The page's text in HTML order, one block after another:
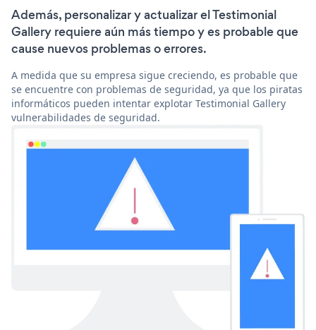
Además, personalizar y actualizar el Testimonial
Gallery requiere aún más tiempo y es probable que
cause nuevos problemas o errores.
A medida que su empresa sigue creciendo, es probable que
se encuentre con problemas de seguridad, ya que los piratas
informáticos pueden intentar explotar Testimonial Gallery
vulnerabilidades de seguridad.